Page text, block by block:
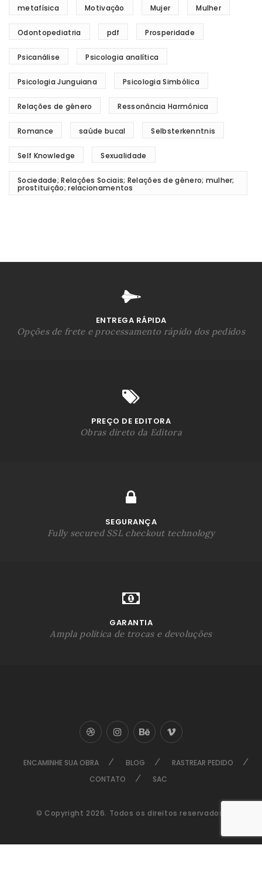
metafísica Motivação Mujer Mulher
Odontopediatria pdf Prosperidade
Psicanálise Psicologia analítica
Psicologia Junguiana Psicologia Simbólica
Relações de gênero Ressonância Harmônica
Romance saúde bucal Selbsterkenntnis
Self Knowledge Sexualidade
Sociedade; Relações Sociais; Relações de gênero; mulher;
prostituição; relacionamentos
ENTREGA RÁPIDA
Opções de frete e processamento rápido dos pedidos
PREÇO DE EDITORA
Obras direto da Editora
SEGURANÇA
Fully secured SSL checkout technology
GARANTIA
Ampla política de trocas e devoluções
ENCAMINHE SUA OBRA BLOG
RASTREAR PEDIDO
CONTATO
SAC
© Copyright 2026. Todos os direitos reservados.